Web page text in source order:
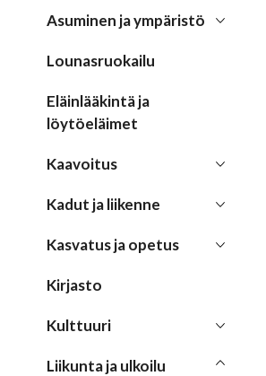
Asuminen ja ympäristö
Lounasruokailu
Eläinlääkintä ja
löytöeläimet
Kaavoitus
Kadut ja liikenne
Kasvatus ja opetus
Kirjasto
Kulttuuri
Liikunta ja ulkoilu